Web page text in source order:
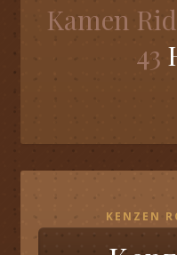
Kamen
43
KENZEN